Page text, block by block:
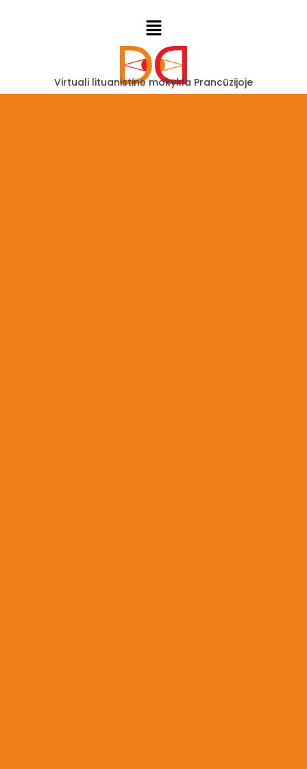
Virtuali lituanistinė mokykla Prancūzijoje